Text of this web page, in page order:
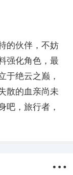
的伙伴，不妨
强化角色，最
于绝云之巅，
散的血亲尚未
，旅行者，